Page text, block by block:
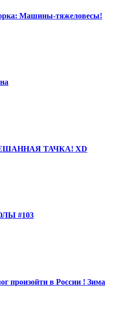
Машины-тяжеловесы!
ТАЧКА! ХD
#103
произойти в России ! Зима